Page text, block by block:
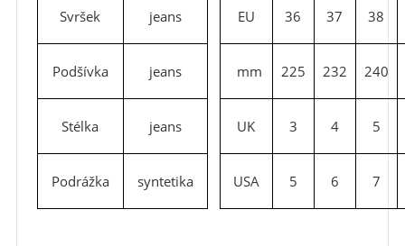
Svršek jeans EU 36 37 38
Podšívka jeans mm 225 232 240
Stélka jeans UK 3 4 5
Podrážka syntetika USA 5 6 7